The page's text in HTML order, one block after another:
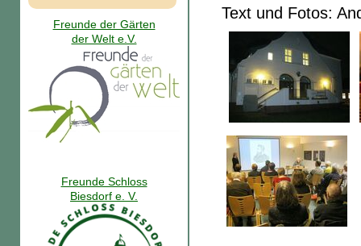
Text und Fotos:
Freunde der Gärten
der Welt e.V.
Freunde Schloss
Biesdorf e. V.